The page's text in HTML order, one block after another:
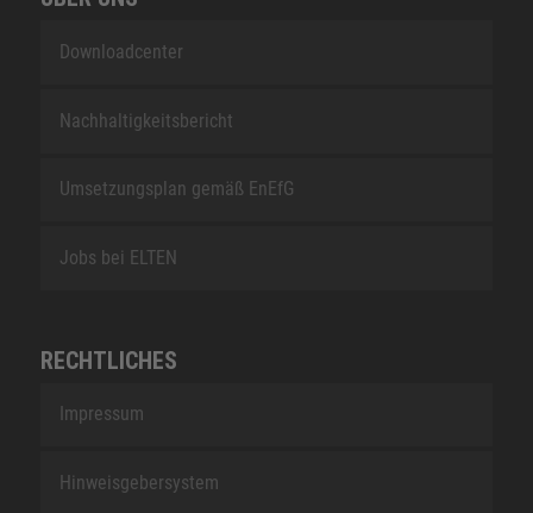
Downloadcenter
Nachhaltigkeitsbericht
Umsetzungsplan gemäß EnEfG
Jobs bei ELTEN
RECHTLICHES
Impressum
Hinweisgebersystem